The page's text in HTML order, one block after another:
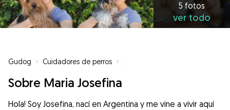
5 fotos
ver todo
Gudog » Cuidadores de perros »
Sobre Maria Josefina
Hola! Soy Josefina, nací en Argentina y me vine a vivir aquí